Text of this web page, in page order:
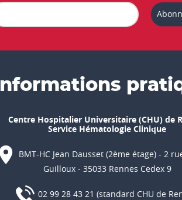
Informations
Centre Hospitalier Universitaire (CHU) de
Service Hématologie Clinique
BMT-HC Jean Dausset (2ème étage) - 2
Guilloux - 35033 Rennes Cedex 9
02 99 28 43 21 (standard CHU de